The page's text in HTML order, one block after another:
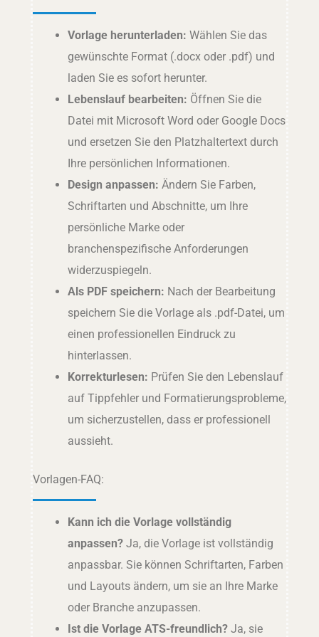
Vorlage herunterladen: Wählen Sie das
gewünschte Format (.docx oder .pdf) und
laden Sie es sofort herunter.
Lebenslauf bearbeiten: Öffnen Sie die
Datei mit Microsoft Word oder Google Docs
und ersetzen Sie den Platzhaltertext durch
Ihre persönlichen Informationen.
Design anpassen: Ändern Sie Farben,
Schriftarten und Abschnitte, um Ihre
persönliche Marke oder
branchenspezifische Anforderungen
widerzuspiegeln.
Als PDF speichern: Nach der Bearbeitung
speichern Sie die Vorlage als .pdf-Datei, um
einen professionellen Eindruck zu
hinterlassen.
Korrekturlesen: Prüfen Sie den Lebenslauf
auf Tippfehler und Formatierungsprobleme,
um sicherzustellen, dass er professionell
aussieht.
Vorlagen-FAQ:
Kann ich die Vorlage vollständig
anpassen?Ja, die Vorlage ist vollständig
anpassbar. Sie können Schriftarten, Farben
und Layouts ändern, um sie an Ihre Marke
oder Branche anzupassen.
Ist die Vorlage ATS-freundlich?Ja, sie